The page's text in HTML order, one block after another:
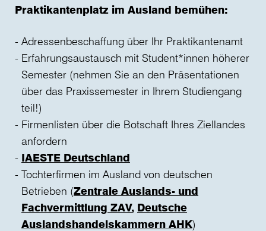
Praktikantenplatz im Ausland bemühen:
Adressenbeschaffung über Ihr Praktikantenamt
Erfahrungsaustausch mit Student*innen höherer
Semester (nehmen Sie an den Präsentationen
über das Praxissemester in Ihrem Studiengang
teil!)
Firmenlisten über die Botschaft Ihres Ziellandes
anfordern
IAESTE Deutschland
Tochterfirmen im Ausland von deutschen
Betrieben (Zentrale Auslands- und
Fachvermittlung ZAV, Deutsche
Auslandshandelskammern AHK)